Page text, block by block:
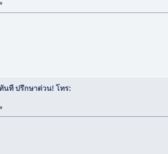
นที ปรึกษาด่วน! โทร: